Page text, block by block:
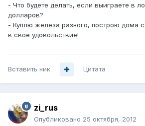
- Что будете делать, если выиграете в
долларов?
- Куплю железа разного, построю дома
в свое удовольствие!
Вставить ник Цитата
zi_rus
Опубликовано 25 октября, 2012